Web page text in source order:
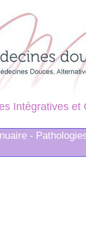
Intégratives et
-